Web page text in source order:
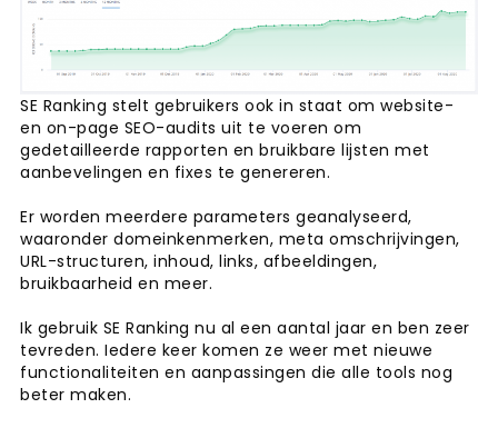
SE Ranking stelt gebruikers ook in staat om website-
en on-page SEO-audits uit te voeren om
gedetailleerde rapporten en bruikbare lijsten met
aanbevelingen en fixes te genereren.
Er worden meerdere parameters geanalyseerd,
waaronder domeinkenmerken, meta omschrijvingen,
URL-structuren, inhoud, links, afbeeldingen,
bruikbaarheid en meer.
Ik gebruik SE Ranking nu al een aantal jaar en ben zeer
tevreden. Iedere keer komen ze weer met nieuwe
functionaliteiten en aanpassingen die alle tools nog
beter maken.